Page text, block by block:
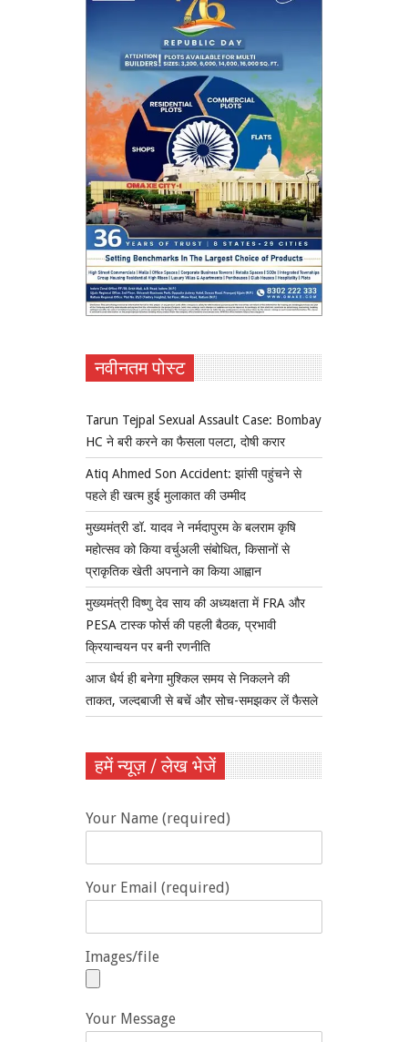
नवीनतम पोस्ट
Tarun Tejpal Sexual Assault Case: Bombay
HC ने बरी करने का फैसला पलटा, दोषी करार
Atiq Ahmed Son Accident: झांसी पहुंचने से
पहले ही खत्म हुई मुलाकात की उम्मीद
मुख्यमंत्री डॉ. यादव ने नर्मदापुरम के बलराम कृषि
महोत्सव को किया वर्चुअली संबोधित, किसानों से
प्राकृतिक खेती अपनाने का किया आह्वान
मुख्यमंत्री विष्णु देव साय की अध्यक्षता में FRA और
PESA टास्क फोर्स की पहली बैठक, प्रभावी
क्रियान्वयन पर बनी रणनीति
आज धैर्य ही बनेगा मुश्किल समय से निकलने की
ताकत, जल्दबाजी से बचें और सोच-समझकर लें फैसले
हमें न्यूज़ / लेख भेजें
Your Name (required)
Your Email (required)
Images/file
Your Message